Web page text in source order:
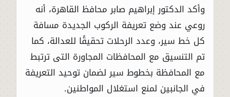
وأكد الدكتور إبراهيم صابر محافظ القاهرة، أنه
روعي عند وضع تعريفة الركوب الجديدة مسافة
كل خط سير، وعدد الرحلات تحقيقًا للعدالة، كما
تم التنسيق مع المحافظات المجاورة التى ترتبط
مع المحافظة بخطوط سير لضمان توحيد التعريفة
في الجانبين لمنع استغلال المواطنين.